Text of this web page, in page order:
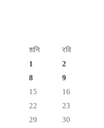
शनि रवि
1
2
8
9
15
16
22
23
29
30